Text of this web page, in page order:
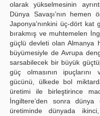
olarak yükselmesinin
Dünya Savaşı’nın
Japonya'nınkini üç-dört kat
bırakmış ve muhtemelen
güçlü devleti olan Almanya
büyümesiyle de Avrupa
sarsabilecek bir büyük
güç olmasının
gücünü, ülkede bol
üretimi ile birleştirince
İngiltere’den sonra
üretiminde dünyada